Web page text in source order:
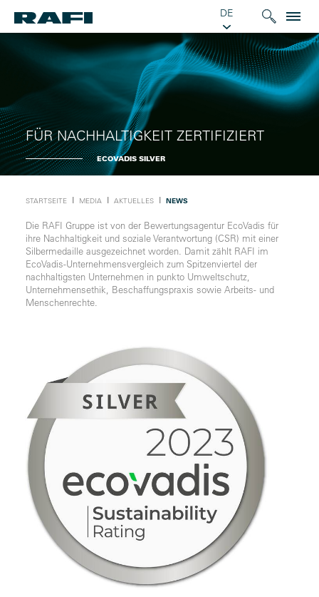
DE
FÜR NACHHALTIGKEIT ZERTIFIZIERT
ECOVADIS SILVER
STARTSEITE Ι MEDIA Ι AKTUELLES Ι NEWS
Die RAFI Gruppe ist von der Bewertungsagentur EcoVadis für
ihre Nachhaltigkeit und soziale Verantwortung (CSR) mit einer
Silbermedaille ausgezeichnet worden. Damit zählt RAFI im
EcoVadis-Unternehmensvergleich zum Spitzenviertel der
nachhaltigsten Unternehmen in punkto Umweltschutz,
Unternehmensethik, Beschaffungspraxis sowie Arbeits- und
Menschenrechte.